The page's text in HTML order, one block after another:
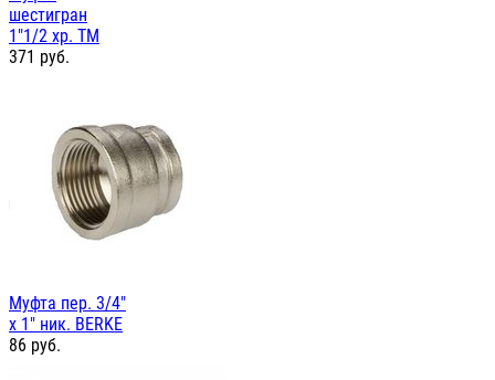
шестигран
1"1/2 хр. TM
371 руб.
Муфта пер. 3/4"
х 1" ник. BERKE
86 руб.